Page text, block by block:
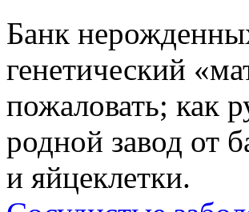
Банк
генетический
пожаловать; как
родной завод от
и яйцеклетки.